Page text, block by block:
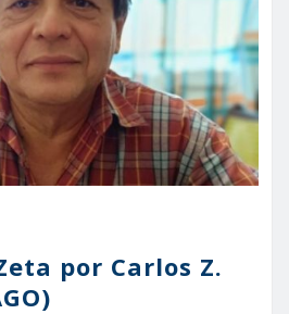
por Carlos Z.